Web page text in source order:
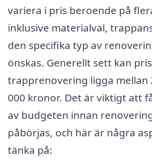
variera i pris beroende på
inklusive materialval,
den specifika typ av
önskas. Generellt sett kan
trapprenovering ligga mellan
000 kronor. Det är viktigt att
av budgeten innan
påbörjas, och här är några
tänka på: